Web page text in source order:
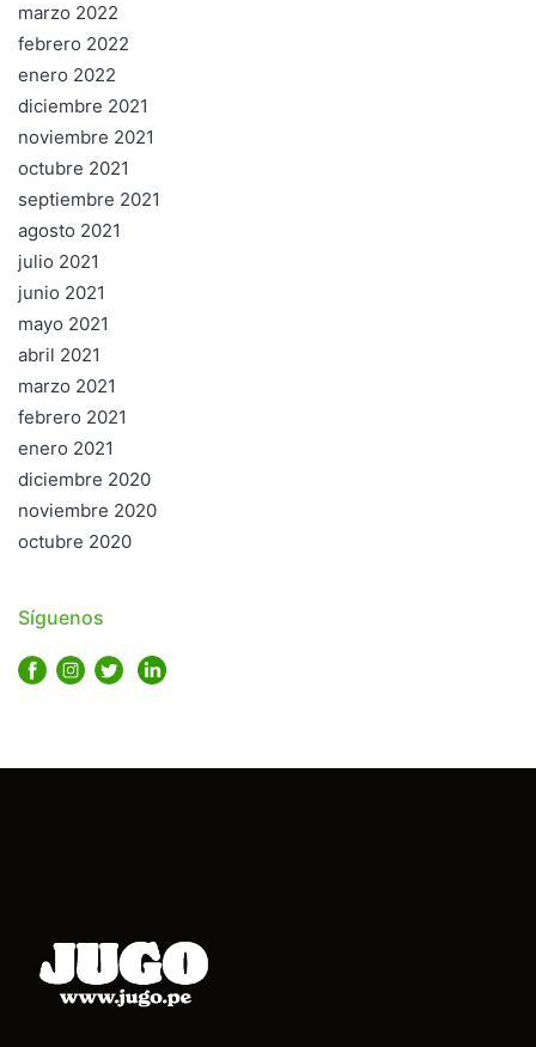
marzo 2022
febrero 2022
enero 2022
diciembre 2021
noviembre 2021
octubre 2021
septiembre 2021
agosto 2021
julio 2021
junio 2021
mayo 2021
abril 2021
marzo 2021
febrero 2021
enero 2021
diciembre 2020
noviembre 2020
octubre 2020
Síguenos